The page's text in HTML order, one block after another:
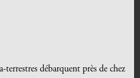
débarquent près de chez